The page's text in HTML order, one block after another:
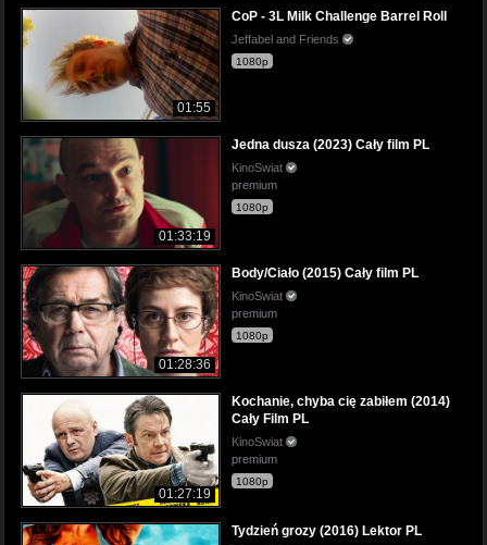
01:55
CoP - 3L Milk Challenge Barrel Roll
Jeffabel and Friends
1080p
01:33:19
Jedna dusza (2023) Cały film PL
KinoSwiat
premium
1080p
01:28:36
Body/Ciało (2015) Cały film PL
KinoSwiat
premium
1080p
01:27:19
Kochanie, chyba cię zabiłem (2014)
Cały Film PL
KinoSwiat
premium
1080p
Tydzień grozy (2016) Lektor PL